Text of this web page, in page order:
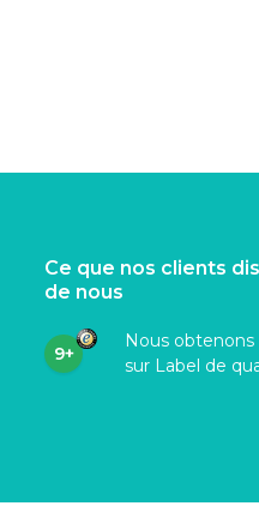
Ce que nos clients
de nous
9+
Nous obtenons
sur Label de